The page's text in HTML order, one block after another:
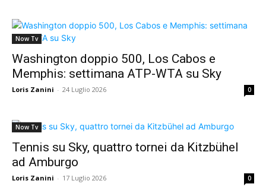
Now Tv
Washington doppio 500, Los Cabos e
Memphis: settimana ATP-WTA su Sky
Loris Zanini - 24 Luglio 2026 0
Now Tv
Tennis su Sky, quattro tornei da Kitzbühel
ad Amburgo
Loris Zanini - 17 Luglio 2026 0